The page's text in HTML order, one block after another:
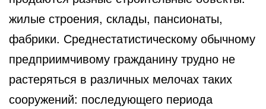
жилые строения, склады, пансионаты,
фабрики. Среднестатистическому обычному
предприимчивому гражданину трудно не
растеряться в различных мелочах таких
сооружений: последующего периода